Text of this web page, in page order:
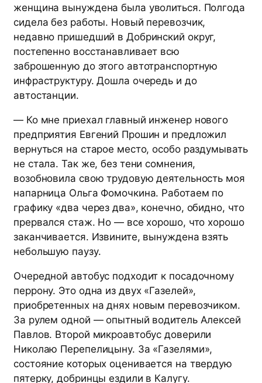
женщина вынуждена была уволиться. Полгода
сидела без работы. Новый перевозчик,
недавно пришедший в Добринский округ,
постепенно восстанавливает всю
заброшенную до этого автотранспортную
инфраструктуру. Дошла очередь и до
автостанции.
— Ко мне приехал главный инженер нового
предприятия Евгений Прошин и предложил
вернуться на старое место, особо раздумывать
не стала. Так же, без тени сомнения,
возобновила свою трудовую деятельность моя
напарница Ольга Фомочкина. Работаем по
графику «два через два», конечно, обидно, что
прервался стаж. Но — все хорошо, что хорошо
заканчивается. Извините, вынуждена взять
небольшую паузу.
Очередной автобус подходит к посадочному
перрону. Это одна из двух «Газелей»,
приобретенных на днях новым перевозчиком.
За рулем одной — опытный водитель Алексей
Павлов. Второй микроавтобус доверили
Николаю Перепелицыну. За «Газелями»,
состояние которых оценивается на твердую
пятерку, добринцы ездили в Калугу.